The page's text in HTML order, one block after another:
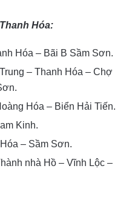
Hóa:
Hóa – Bãi B Sầm Sơn.
– Thanh Hóa – Chợ
Hóa – Biển Hải Tiến.
Kinh.
– Sầm Sơn.
nhà Hồ – Vĩnh Lộc –